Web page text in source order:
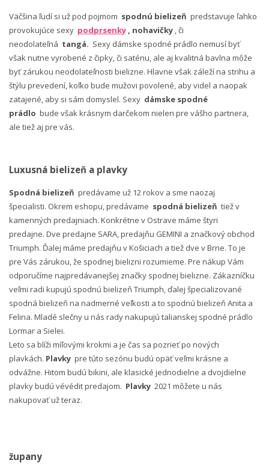
Väčšina ľudí si už pod pojmom spodnú bielizeň predstavuje ľahko
provokujúce sexy podprsenky , nohavičky , či
neodolateľná tangá. Sexy dámske spodné prádlo nemusí byť
však nutne vyrobené z čipky, či saténu, ale aj kvalitná bavlna môže
byť zárukou neodolateľnosti bielizne. Hlavne však záleží na strihu a
štýlu prevedení, koľko bude mužovi povolené, aby videl a naopak
zatajené, aby si sám domyslel. Sexy dámske spodné
prádlo bude však krásnym darčekom nielen pre vášho partnera,
ale tiež aj pre vás.
Luxusná bielizeň a plavky
Spodná bielizeň predávame už 12 rokov a sme naozaj
špecialisti. Okrem eshopu, predávame spodná bielizeň tiež v
kamenných predajniach. Konkrétne v Ostrave máme štyri
predajne. Dve predajne SARA, predajňu GEMINI a značkový obchod
Triumph. Ďalej máme predajňu v Košiciach a tiež dve v Brne. To je
pre Vás zárukou, že spodnej bielizni rozumieme. Pre nákup Vám
odporučíme najpredávanejšej značky spodnej bielizne. Zákazníčku
veľmi radi kupujú spodnú bielizeň Triumph, ďalej špecializované
spodná bielizeň na nadmerné veľkosti a to spodnú bielizeň Anita a
Felina. Mladé slečny u nás rady nakupujú talianskej spodné prádlo
Lormar a Sielei.
Leto sa blíži míľovými krokmi a je čas sa pozrieť po nových
plavkách. Plavky pre túto sezónu budú opäť veľmi krásne a
odvážne. Hitom budú bikini, ale klasické jednodielne a dvojdielne
plavky budú vévédit predajom. Plavky 2021 môžete u nás
nakupovať už teraz.
župany